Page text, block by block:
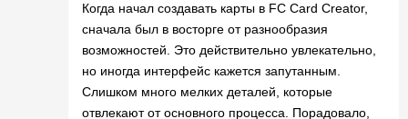
Когда начал создавать карты в FC Card Creator,
сначала был в восторге от разнообразия
возможностей. Это действительно увлекательно,
но иногда интерфейс кажется запутанным.
Слишком много мелких деталей, которые
отвлекают от основного процесса. Порадовало,